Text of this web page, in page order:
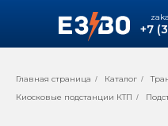
+7
Главная страница / Каталог /
Киосковые подстанции КТП /